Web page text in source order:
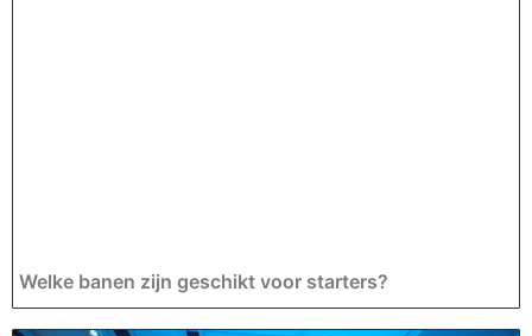
Welke banen zijn geschikt voor starters?